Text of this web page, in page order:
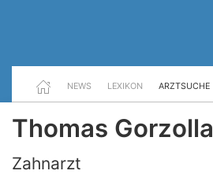
NEWS LEXIKON ARZTSUCHE
Thomas Gorzolla
Zahnarzt